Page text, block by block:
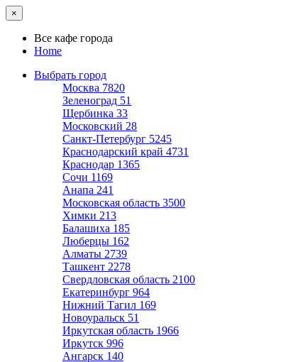
×
Все кафе города
Home
Выбрать город
Москва 7820
Зеленоград 51
Щербинка 33
Московский 28
Санкт-Петербург 5245
Краснодарский край 4731
Краснодар 1365
Сочи 1169
Анапа 241
Московская область 3500
Химки 213
Балашиха 185
Люберцы 162
Алматы 2739
Ташкент 2278
Свердловская область 2100
Екатеринбург 964
Нижний Тагил 169
Новоуральск 51
Иркутская область 1966
Иркутск 996
Ангарск 140